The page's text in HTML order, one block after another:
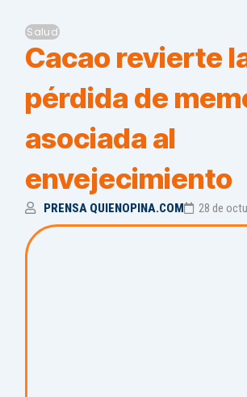
Salud
Cacao revierte
pérdida de
asociada al
envejecimiento
PRENSA QUIENOPINA.COM 28 de